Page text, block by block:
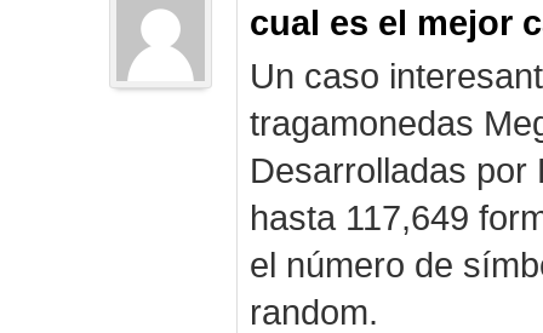
cual es el mejor
Un caso
tragamonedas
Desarrolladas por
hasta 117,649
el número de
random.